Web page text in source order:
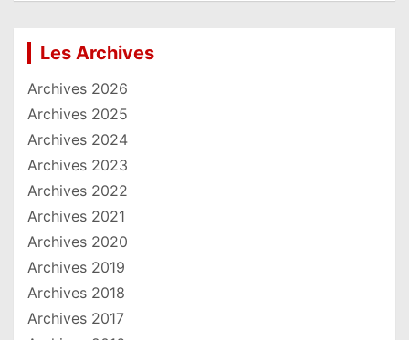
Les Archives
Archives 2026
Archives 2025
Archives 2024
Archives 2023
Archives 2022
Archives 2021
Archives 2020
Archives 2019
Archives 2018
Archives 2017